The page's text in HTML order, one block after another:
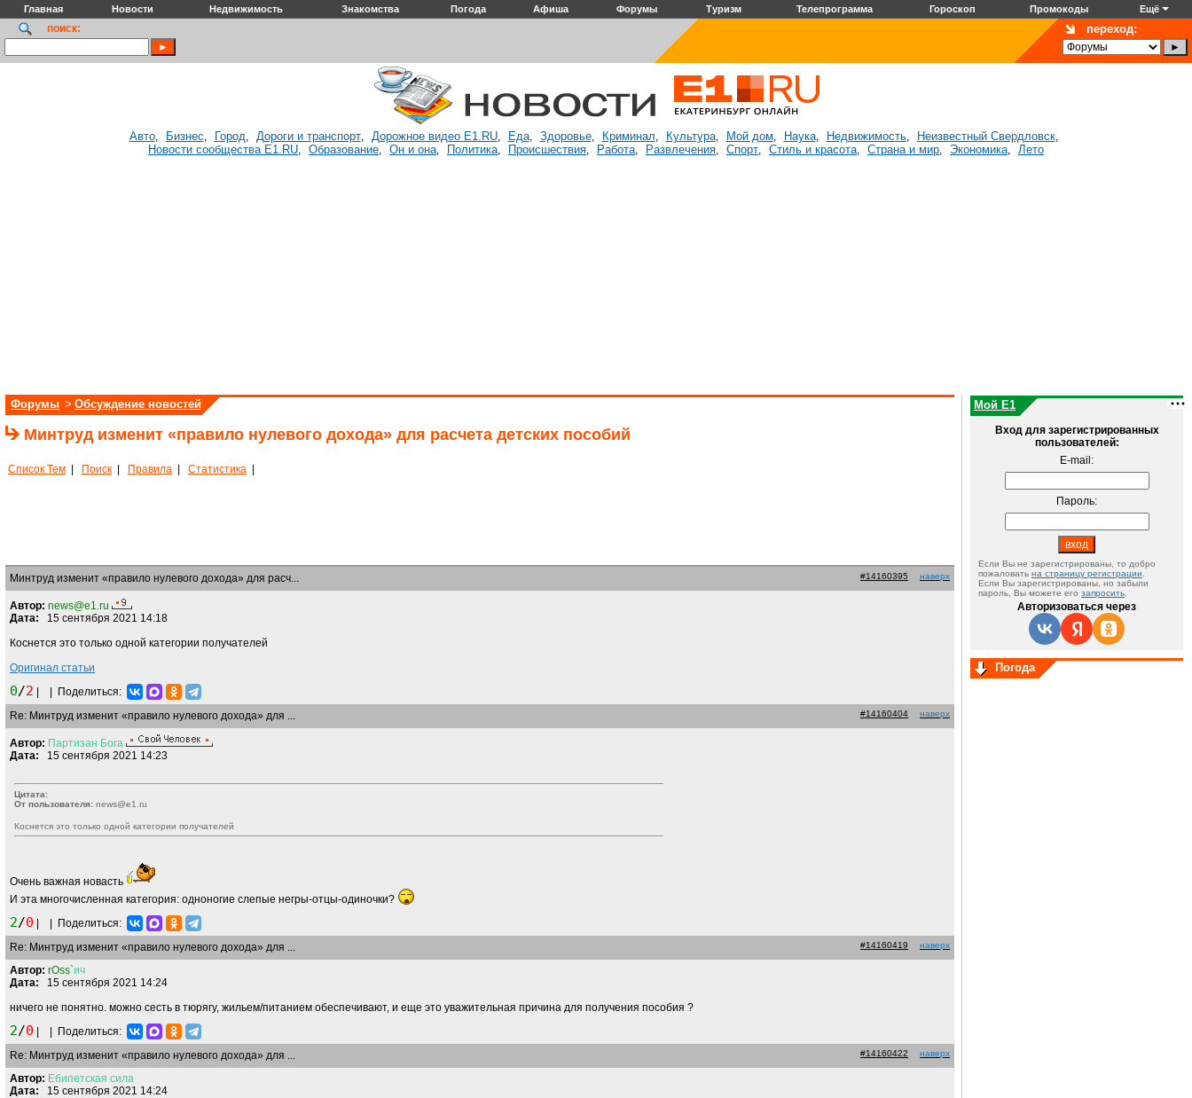
Главная Новости Недвижимость Знакомства Погода Афиша Форумы Туризм Телепрограмма Гороскоп Промокоды Ещё
поиск: переход:
Авто, Бизнес, Город, Дороги и транспорт, Дорожное видео E1.RU, Еда, Здоровье, Криминал, Культура, Мой дом, Наука, Недвижимость, Неизвестный Свердловск,
Новости сообщества E1.RU, Образование, Он и она, Политика, Происшествия, Работа, Развлечения, Спорт, Стиль и красота, Страна и мир, Экономика, Лето
Форумы > Обсуждение новостей
Минтруд изменит «правило нулевого дохода» для расчета детских пособий
Список Тем Поиск Правила Статистика
Минтруд изменит «правило нулевого дохода» для расч... #14160395 наверх
Автор: news@e1.ru
Дата: 15 сентября 2021 14:18
Коснется это только одной категории получателей
Оригинал статьи
0/2
Поделиться:
Re: Минтруд изменит «правило нулевого дохода» для ...
#14160404 наверх
Автор: Партизан Бога
Дата: 15 сентября 2021 14:23
Цитата:
От пользователя: news@e1.ru
Коснется это только одной категории получателей
Очень важная новасть
И эта многочисленная категория: одноногие слепые негры-отцы-одиночки?
2/0
Поделиться:
Re: Минтруд изменит «правило нулевого дохода» для ...
#14160419 наверх
Автор: rOss`ич
Дата: 15 сентября 2021 14:24
ничего не понятно. можно сесть в тюрягу, жильем/питанием обеспечивают, и еще это уважительная причина для получения пособия ?
2/0
Поделиться:
Re: Минтруд изменит «правило нулевого дохода» для ...
#14160422 наверх
Автор: Ебипетская сила
Дата: 15 сентября 2021 14:24
Мой E1
Вход для зарегистрированных
пользователей:
E-mail:
Пароль:
Если Вы не зарегистрированы, то добро
пожаловать на страницу регистрации
Если Вы зарегистрированы, но забыли
пароль, Вы можете его запросить
Авторизоваться через
Погода